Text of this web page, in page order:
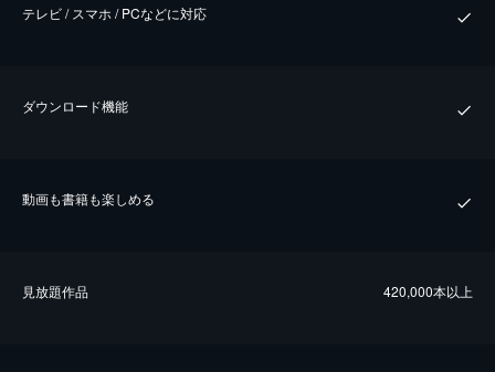
テレビ / スマホ / PCなどに対応
ダウンロード機能
動画も書籍も楽しめる
⾒放題作品 420,000本以上